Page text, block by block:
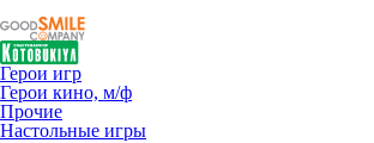
Герои игр
Герои кино, м/ф
Прочие
Настольные игры